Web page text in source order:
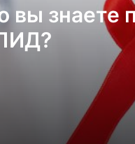
вы знаете